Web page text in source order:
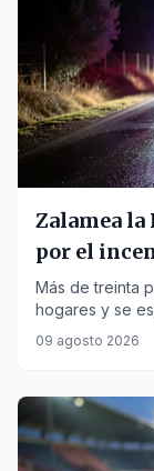
Zalamea la
por el
Más de treinta
hogares y se
mientras la
09 agosto 2026